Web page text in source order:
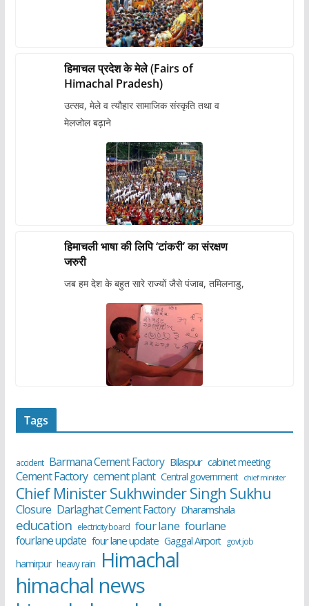
हिमाचल प्रदेश के मेले (Fairs of
Himachal Pradesh)
उत्सव, मेले व त्यौहार सामाजिक संस्कृति तथा व
मेलजोल बढ़ाने
हिमाचली भाषा की लिपि ‘टांकरी’ का संरक्षण
जरुरी
जब हम देश के बहुत सारे राज्यों जैसे पंजाब, तमिलनाडु,
Tags
accident Barmana Cement Factory Bilaspur cabinet meeting
Cement Factory cement plant Central government chief minister
Chief Minister Sukhwinder Singh Sukhu
Closure Darlaghat Cement Factory Dharamshala
education electricity board four lane fourlane
fourlane update four lane update Gaggal Airport govt job
hamirpur heavy rain Himachal
himachal news